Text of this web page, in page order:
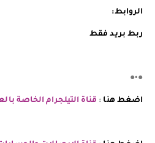
الروابط:
ربط بريد فقط
●•●
اضغط هنا : قناة التيلجرام الخاصة